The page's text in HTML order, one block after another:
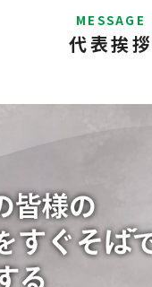
MESSAGE
代表挨拶